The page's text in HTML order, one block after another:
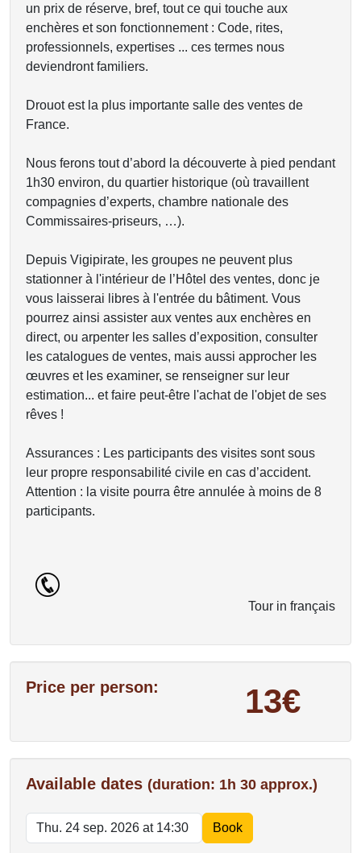
un prix de réserve, bref, tout ce qui touche aux
enchères et son fonctionnement : Code, rites,
professionnels, expertises ... ces termes nous
deviendront familiers.
Drouot est la plus importante salle des ventes de
France.
Nous ferons tout d’abord la découverte à pied pendant
1h30 environ, du quartier historique (où travaillent
compagnies d’experts, chambre nationale des
Commissaires-priseurs, …).
Depuis Vigipirate, les groupes ne peuvent plus
stationner à l'intérieur de l’Hôtel des ventes, donc je
vous laisserai libres à l'entrée du bâtiment. Vous
pourrez ainsi assister aux ventes aux enchères en
direct, ou arpenter les salles d’exposition, consulter
les catalogues de ventes, mais aussi approcher les
œuvres et les examiner, se renseigner sur leur
estimation... et faire peut-être l'achat de l'objet de ses
rêves !
Assurances : Les participants des visites sont sous
leur propre responsabilité civile en cas d’accident.
Attention : la visite pourra être annulée à moins de 8
participants.
Tour in français
Price per person: 13€
Available dates (duration: 1h 30 approx.)